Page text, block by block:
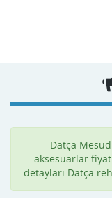
Datça
aksesuarlar
detayları Datça